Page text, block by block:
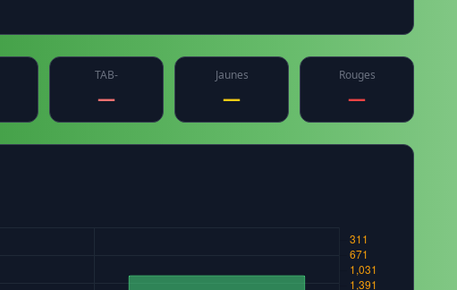
TAB-
—
Jaunes
—
Rouges
—